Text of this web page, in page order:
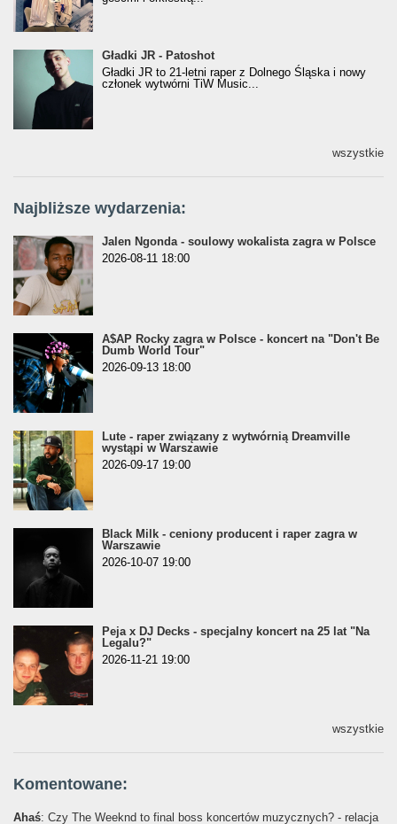
Gładki JR - Patoshot
Gładki JR - Patoshot
Gładki JR to 21-letni raper z Dolnego Śląska i nowy
członek wytwórni TiW Music...
wszystkie
Najbliższe wydarzenia:
Jalen Ngonda - soulowy wokalista zagra w Polsce
2026-08-11 18:00
A$AP Rocky zagra w Polsce - koncert na "Don't Be
Dumb World Tour"
2026-09-13 18:00
Lute - raper związany z wytwórnią Dreamville
wystąpi w Warszawie
2026-09-17 19:00
Black Milk - ceniony producent i raper zagra w
Warszawie
2026-10-07 19:00
Peja x DJ Decks - specjalny koncert na 25 lat "Na
Legalu?"
2026-11-21 19:00
wszystkie
Komentowane:
Ahaś: Czy The Weeknd to final boss koncertów muzycznych? - relacja